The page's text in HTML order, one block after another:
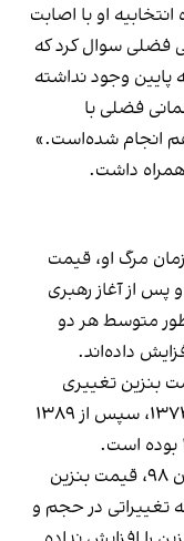
او با اصابت
فضلی سوال کرد که
پایین وجود نداشته
فضلی با
انجام شده‌است.»
همراه داشت.
الله خمینی، از سال ۱۳۵۹ تا زمان مرگ او، قیمت
بنزین در ایران ثابت بود. اما از سال ۱۳۶۹ و پس از آغاز رهبری
دولت‌ها تا سال ۱۳۹۸، به‌طور متوسط هر دو
بنزین تغییری
نکرده است، مربوط به سال‌های ۱۳۶۹ تا ۱۳۷۴، سپس از ۱۳۸۹
اکنون بیش از پنج سال است که پس از آبان ۹۸، قیمت بنزین
تغییراتی در حجم و